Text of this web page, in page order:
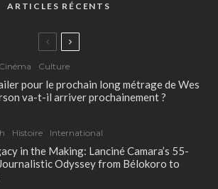
ARTICLES RÉCENTS
Cinéma Culture
pour le prochain long métrage de Wes
va-t-il arriver prochainement ?
Histoire International
in the Making: Lanciné Camara’s 55-
Odyssey from Bélokoro to